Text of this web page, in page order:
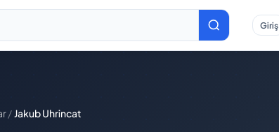
Giriş
/ Jakub Uhrincat